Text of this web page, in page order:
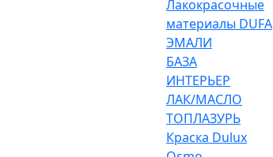
Лакокрасочные
материалы DUFA
ЭМАЛИ
БАЗА
ИНТЕРЬЕР
ЛАК/МАСЛО
ТОПЛАЗУРЬ
Краска Dulux